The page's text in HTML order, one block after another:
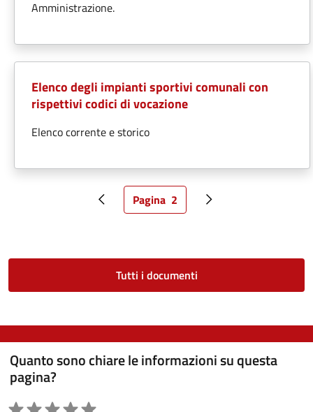
Amministrazione.
Elenco degli impianti sportivi comunali con
rispettivi codici di vocazione
Elenco corrente e storico
Pagina precedente
Pagina attuale
Pagina 2 Pagina successiva
Tutti i documenti
Quanto sono chiare le informazioni su questa
pagina?